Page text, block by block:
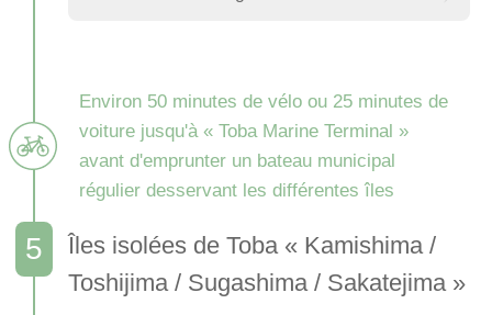
Environ 50 minutes de vélo ou 25 minutes de
voiture jusqu'à « Toba Marine Terminal »
avant d'emprunter un bateau municipal
régulier desservant les différentes îles
Îles isolées de Toba « Kamishima /
Toshijima / Sugashima / Sakatejima »